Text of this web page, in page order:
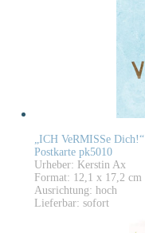
„ICH VeRMISSe Dich!“
Postkarte pk5010
Urheber: Kerstin Ax
Format: 12,1 x 17,2 cm
Ausrichtung: hoch
Lieferbar: sofort